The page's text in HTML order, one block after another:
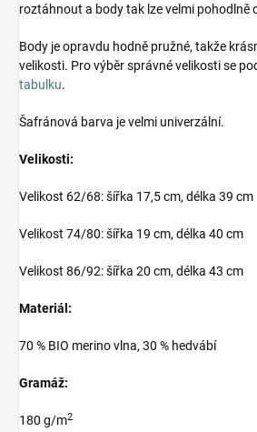
roztáhnout a body tak lze velmi pohodlně
Body je opravdu hodně pružné, takže
velikosti. Pro výběr správné velikosti se
tabulku.
Šafránová barva je velmi univerzální.
Velikosti:
Velikost 62/68: šířka 17,5 cm, délka 39 cm
Velikost 74/80: šířka 19 cm, délka 40 cm
Velikost 86/92: šířka 20 cm, délka 43 cm
Materiál:
70 % BIO merino vlna, 30 % hedvábí
Gramáž:
180 g/m2